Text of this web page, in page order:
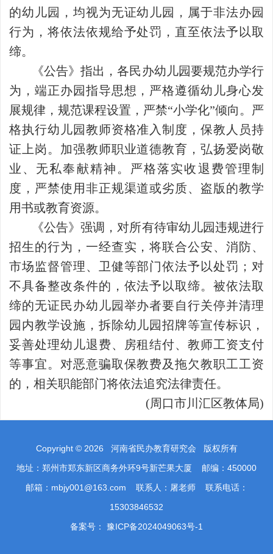
的幼儿园，均视为无证幼儿园，属于非法办园
行为，将依法依规给予处罚，直至依法予以取
缔。
《公告》指出，各民办幼儿园要规范办学行
为，端正办园指导思想，严格遵循幼儿身心发
展规律，规范课程设置，严禁“小学化”倾向。严
格执行幼儿园教师资格准入制度，保教人员持
证上岗。加强教师职业道德教育，弘扬爱岗敬
业、无私奉献精神。严格落实收退费管理制
度，严禁使用非正规渠道或劣质、盗版的教学
用书或教育资源。
《公告》强调，对所有待审幼儿园违规进行
招生的行为，一经查实，将联合公安、消防、
市场监督管理、卫健等部门依法予以处罚；对
不具备整改条件的，依法予以取缔。被依法取
缔的无证民办幼儿园举办者要自行关停并清理
园内教学设施，拆除幼儿园招牌等宣传标识，
妥善处理幼儿退费、房租结付、教师工资支付
等事宜。对恶意骗取保教费及拖欠教职工工资
的，相关职能部门将依法追究法律责任。
(周口市川汇区教体局)
Copyright © 2026 河南省民办教育研究会 版权所有
地址：郑州市郑东新区商务外环9号新芒果大厦 邮编：450000
邮箱：mbjy001@163.com 联系人：屠老师 联系电话：
15303846532
备案号： 豫ICP备2024049063号-1